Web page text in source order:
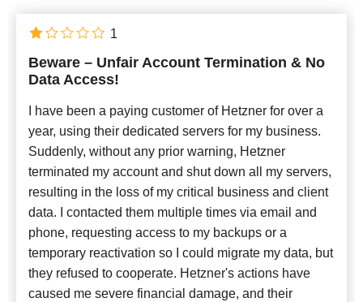
Beware – Unfair Account Termination & No
Data Access!
I have been a paying customer of Hetzner for over a
year, using their dedicated servers for my business.
Suddenly, without any prior warning, Hetzner
terminated my account and shut down all my servers,
resulting in the loss of my critical business and client
data. I contacted them multiple times via email and
phone, requesting access to my backups or a
temporary reactivation so I could migrate my data, but
they refused to cooperate. Hetzner's actions have
caused me severe financial damage, and their
1